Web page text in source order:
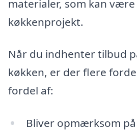
materialer, som kan
køkkenprojekt.
Når du indhenter tilbud
køkken, er der flere
fordel af:
Bliver opmærksom